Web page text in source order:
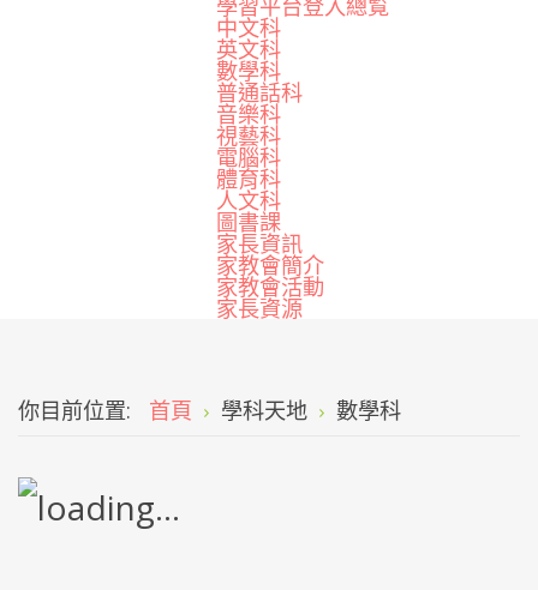
學習平台登入總覧
中文科
英文科
數學科
普通話科
音樂科
視藝科
電腦科
體育科
人文科
圖書課
家長資訊
家教會簡介
家教會活動
家長資源
你目前位置: 首頁 學科天地 數學科